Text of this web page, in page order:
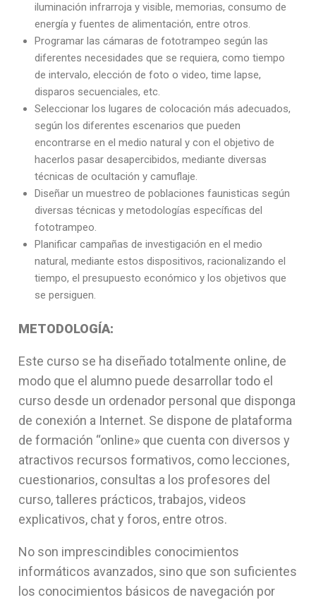
iluminación infrarroja y visible, memorias, consumo de
energía y fuentes de alimentación, entre otros.
Programar las cámaras de fototrampeo según las
diferentes necesidades que se requiera, como tiempo
de intervalo, elección de foto o video, time lapse,
disparos secuenciales, etc.
Seleccionar los lugares de colocación más adecuados,
según los diferentes escenarios que pueden
encontrarse en el medio natural y con el objetivo de
hacerlos pasar desapercibidos, mediante diversas
técnicas de ocultación y camuflaje.
Diseñar un muestreo de poblaciones faunisticas según
diversas técnicas y metodologías específicas del
fototrampeo.
Planificar campañas de investigación en el medio
natural, mediante estos dispositivos, racionalizando el
tiempo, el presupuesto económico y los objetivos que
se persiguen.
METODOLOGÍA:
Este curso se ha diseñado totalmente online, de
modo que el alumno puede desarrollar todo el
curso desde un ordenador personal que disponga
de conexión a Internet. Se dispone de plataforma
de formación “online» que cuenta con diversos y
atractivos recursos formativos, como lecciones,
cuestionarios, consultas a los profesores del
curso, talleres prácticos, trabajos, videos
explicativos, chat y foros, entre otros.
No son imprescindibles conocimientos
informáticos avanzados, sino que son suficientes
los conocimientos básicos de navegación por